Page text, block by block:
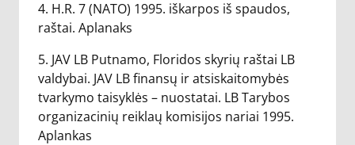
4. H.R. 7 (NATO) 1995. iškarpos iš spaudos,
raštai. Aplanaks
5. JAV LB Putnamo, Floridos skyrių raštai LB
valdybai. JAV LB finansų ir atsiskaitomybės
tvarkymo taisyklės – nuostatai. LB Tarybos
organizacinių reiklaų komisijos nariai 1995.
Aplankas